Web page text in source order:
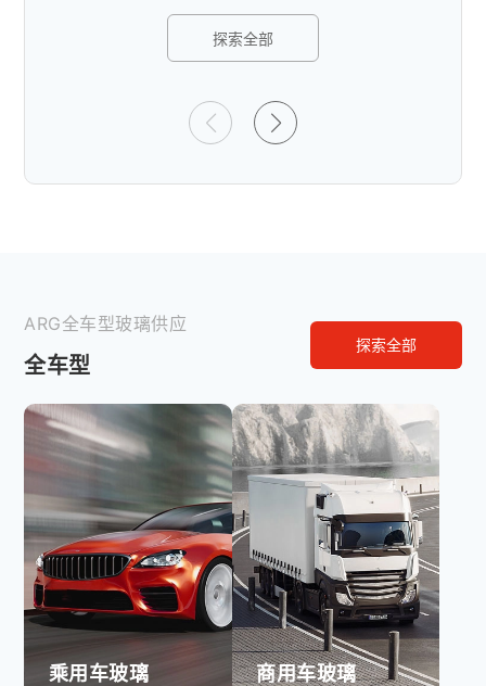
探索全部
ARG全车型玻璃供应
全车型
探索全部
乘用车玻璃 商用车玻璃